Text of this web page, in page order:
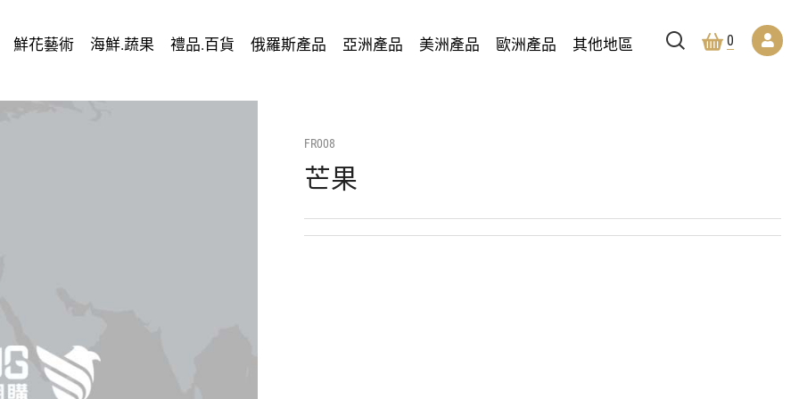
鮮花藝術 海鮮.蔬果 禮品.百貨 俄羅斯產品 亞洲產品 美洲產品 歐洲產品 其他地區 0
海鮮.蔬果 水果
FR008
芒果